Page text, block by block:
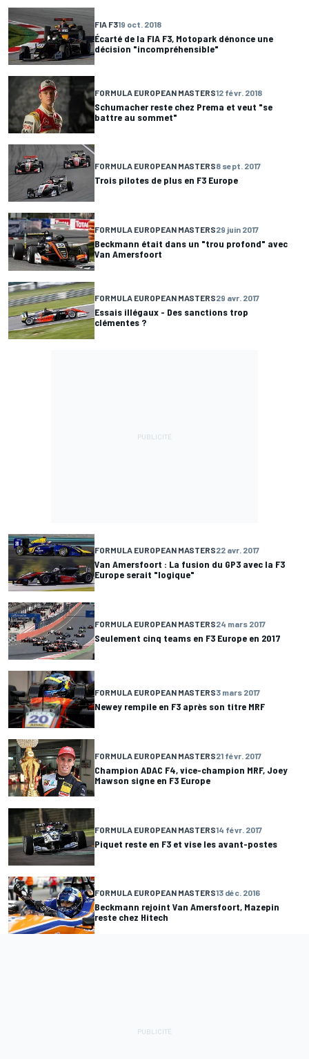
FIA F319 oct. 2018
Écarté de la FIA F3, Motopark dénonce une
décision "incompréhensible"
FORMULA EUROPEAN MASTERS12 févr. 2018
Schumacher reste chez Prema et veut "se
battre au sommet"
FORMULA EUROPEAN MASTERS8 sept. 2017
Trois pilotes de plus en F3 Europe
FORMULA EUROPEAN MASTERS29 juin 2017
Beckmann était dans un "trou profond" avec
Van Amersfoort
FORMULA EUROPEAN MASTERS29 avr. 2017
Essais illégaux - Des sanctions trop
clémentes ?
FORMULA EUROPEAN MASTERS22 avr. 2017
Van Amersfoort : La fusion du GP3 avec la F3
Europe serait "logique"
FORMULA EUROPEAN MASTERS24 mars 2017
Seulement cinq teams en F3 Europe en 2017
FORMULA EUROPEAN MASTERS3 mars 2017
Newey rempile en F3 après son titre MRF
FORMULA EUROPEAN MASTERS21 févr. 2017
Champion ADAC F4, vice-champion MRF, Joey
Mawson signe en F3 Europe
FORMULA EUROPEAN MASTERS14 févr. 2017
Piquet reste en F3 et vise les avant-postes
FORMULA EUROPEAN MASTERS13 déc. 2016
Beckmann rejoint Van Amersfoort, Mazepin
reste chez Hitech